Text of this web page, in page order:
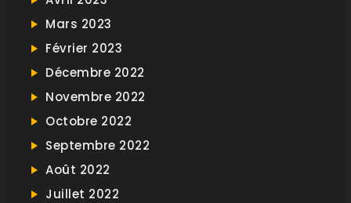
Mars 2023
Février 2023
Décembre 2022
Novembre 2022
Octobre 2022
Septembre 2022
Août 2022
Juillet 2022